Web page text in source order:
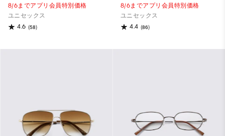
8/6までアプリ会員特別価格
ユニセックス
4.6 (58)
8/6までアプリ会員特別価格
ユニセックス
4.4 (86)